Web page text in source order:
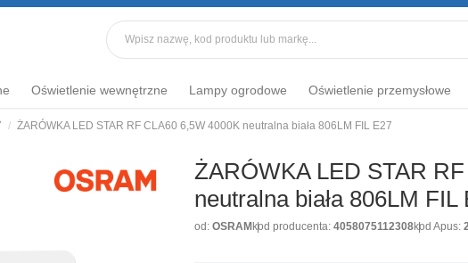
Oświetlenie wewnętrzne Lampy ogrodowe Oświetlenie przemysłowe
ŻARÓWKA LED STAR RF CLA60 6,5W 4000K neutralna biała 806LM FIL E27
ŻARÓWKA LED STAR
neutralna biała 806LM FIL
od: OSRAM kod producenta: 4058075112308kod Apus: